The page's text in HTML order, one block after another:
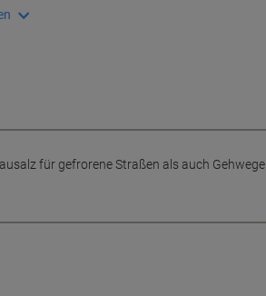
für gefrorene Straßen als auch Gehwege